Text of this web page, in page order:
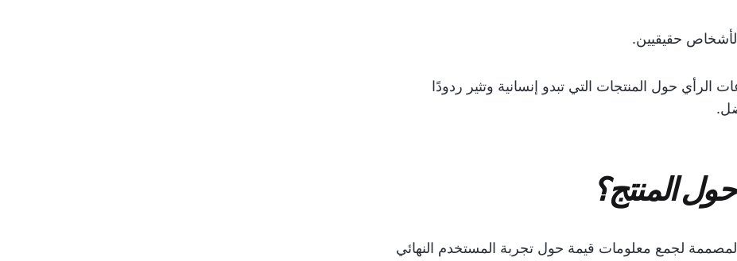
حقيقيين.
حول المنتجات التي تبدو إنسانية وتثير ردودًا
المنتج؟
لجمع معلومات قيمة حول تجربة المستخدم النهائي